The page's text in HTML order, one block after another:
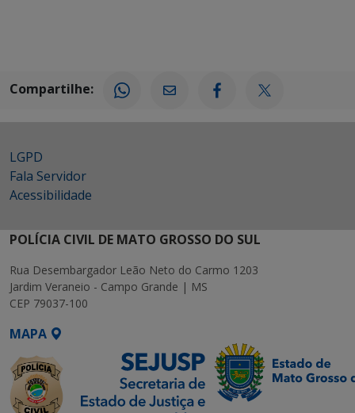
Compartilhe:
LGPD
Fala Servidor
Acessibilidade
POLÍCIA CIVIL DE MATO GROSSO DO SUL
Rua Desembargador Leão Neto do Carmo 1203
Jardim Veraneio - Campo Grande | MS
CEP 79037-100
MAPA